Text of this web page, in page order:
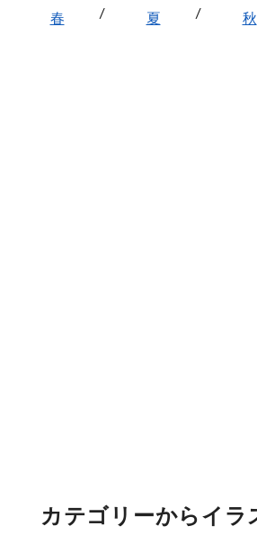
春
夏 秋
カテゴリーからイラ